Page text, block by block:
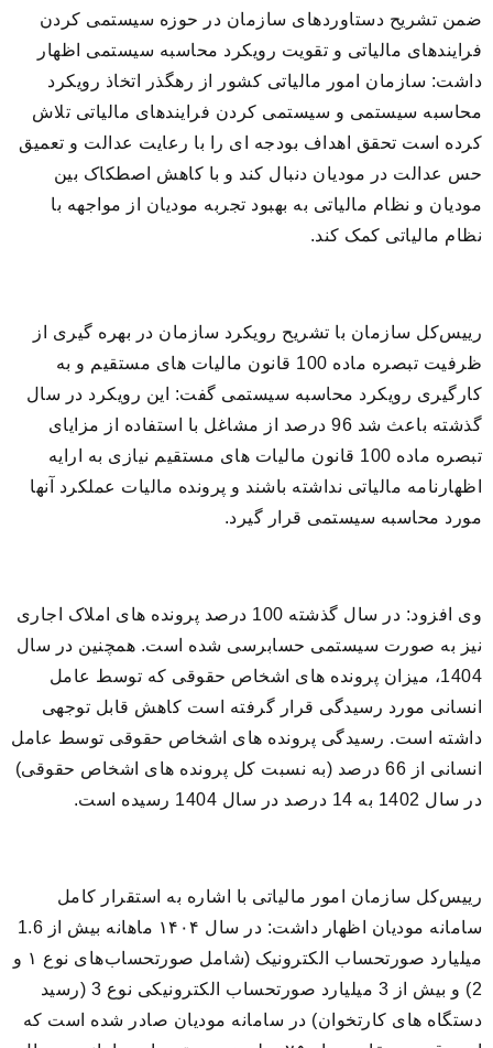
ضمن تشریح دستاوردهای سازمان در حوزه سیستمی کردن
فرایندهای مالیاتی و تقویت رویکرد محاسبه سیستمی اظهار
داشت: سازمان امور مالیاتی کشور از رهگذر اتخاذ رویکرد
محاسبه سیستمی و سیستمی کردن فرایندهای مالیاتی تلاش
کرده است تحقق اهداف بودجه ای را با رعایت عدالت و تعمیق
حس عدالت در مودیان دنبال کند و با کاهش اصطکاک بین
مودیان و نظام مالیاتی به بهبود تجربه مودیان از مواجهه با
نظام مالیاتی کمک کند.
رییس‌کل سازمان با تشریح رویکرد سازمان در بهره گیری از
ظرفیت تبصره ماده 100 قانون مالیات های مستقیم و به
کارگیری رویکرد محاسبه سیستمی گفت: این رویکرد در سال
گذشته باعث شد 96 درصد از مشاغل با استفاده از مزایای
تبصره ماده 100 قانون مالیات های مستقیم نیازی به ارایه
اظهارنامه مالیاتی نداشته باشند و پرونده مالیات عملکرد آنها
مورد محاسبه سیستمی قرار گیرد.
وی افزود: در سال گذشته 100 درصد پرونده های املاک اجاری
نیز به صورت سیستمی حسابرسی شده است. همچنین در سال
1404، میزان پرونده های اشخاص حقوقی که توسط عامل
انسانی مورد رسیدگی قرار گرفته است کاهش قابل توجهی
داشته است. رسیدگی پرونده های اشخاص حقوقی توسط عامل
انسانی از 66 درصد (به نسبت کل پرونده های اشخاص حقوقی)
در سال 1402 به 14 درصد در سال 1404 رسیده است.
رییس‌کل سازمان امور مالیاتی با اشاره به استقرار کامل
سامانه مودیان اظهار داشت: در سال ۱۴۰۴ ماهانه بیش از 1.6
میلیارد صورتحساب الکترونیک (شامل صورتحساب‌های نوع ۱ و
2) و بیش از 3 میلیارد صورتحساب الکترونیکی نوع 3 (رسید
دستگاه های کارتخوان) در سامانه مودیان صادر شده است که